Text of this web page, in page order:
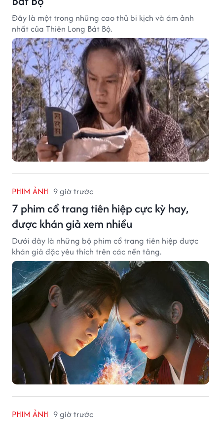
Đây là một trong những cao thủ bi kịch và ám ảnh
nhất của Thiên Long Bát Bộ.
PHIM ẢNH 9 giờ trước
7 phim cổ trang tiên hiệp cực kỳ hay,
được khán giả xem nhiều
Dưới đây là những bộ phim cổ trang tiên hiệp được
khán giả đặc yêu thích trên các nền tảng.
PHIM ẢNH 9 giờ trước